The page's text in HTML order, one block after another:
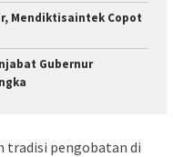
Mendiktisaintek Copot
Gubernur
tradisi pengobatan di